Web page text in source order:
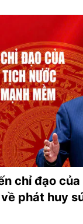
chỉ đạo của
phát huy